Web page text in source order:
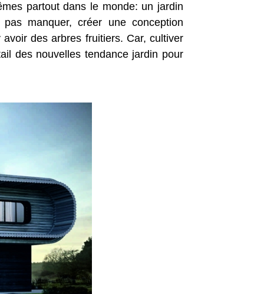
partout dans le monde: un jardin
manquer, créer une conception
des arbres fruitiers. Car, cultiver
des nouvelles tendance jardin pour